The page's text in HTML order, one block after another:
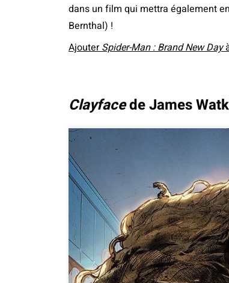
dans un film qui mettra également
Bernthal) !
AjouterSpider-Man : Brand New Day
Clayfacede James